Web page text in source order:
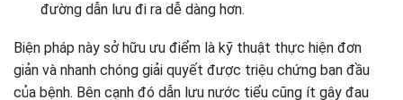
đường dẫn lưu đi ra dễ dàng hơn.
Biện pháp này sở hữu ưu điểm là kỹ thuật thực hiện đơn
giản và nhanh chóng giải quyết được triệu chứng ban đầu
của bệnh. Bên cạnh đó dẫn lưu nước tiểu cũng ít gây đau